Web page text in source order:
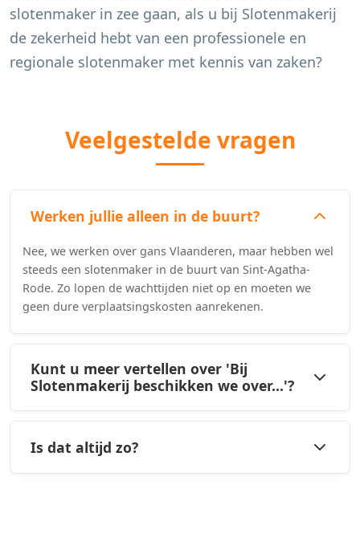
slotenmaker in zee gaan, als u bij Slotenmakerij
de zekerheid hebt van een professionele en
regionale slotenmaker met kennis van zaken?
Veelgestelde vragen
Werken jullie alleen in de buurt?
Nee, we werken over gans Vlaanderen, maar hebben wel
steeds een slotenmaker in de buurt van Sint-Agatha-
Rode. Zo lopen de wachttijden niet op en moeten we
geen dure verplaatsingskosten aanrekenen.
Kunt u meer vertellen over 'Bij
Slotenmakerij beschikken we over...'?
Is dat altijd zo?